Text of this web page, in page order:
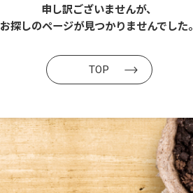
申し訳ございませんが、
お探しのページが見つかりませんでした。
TOP